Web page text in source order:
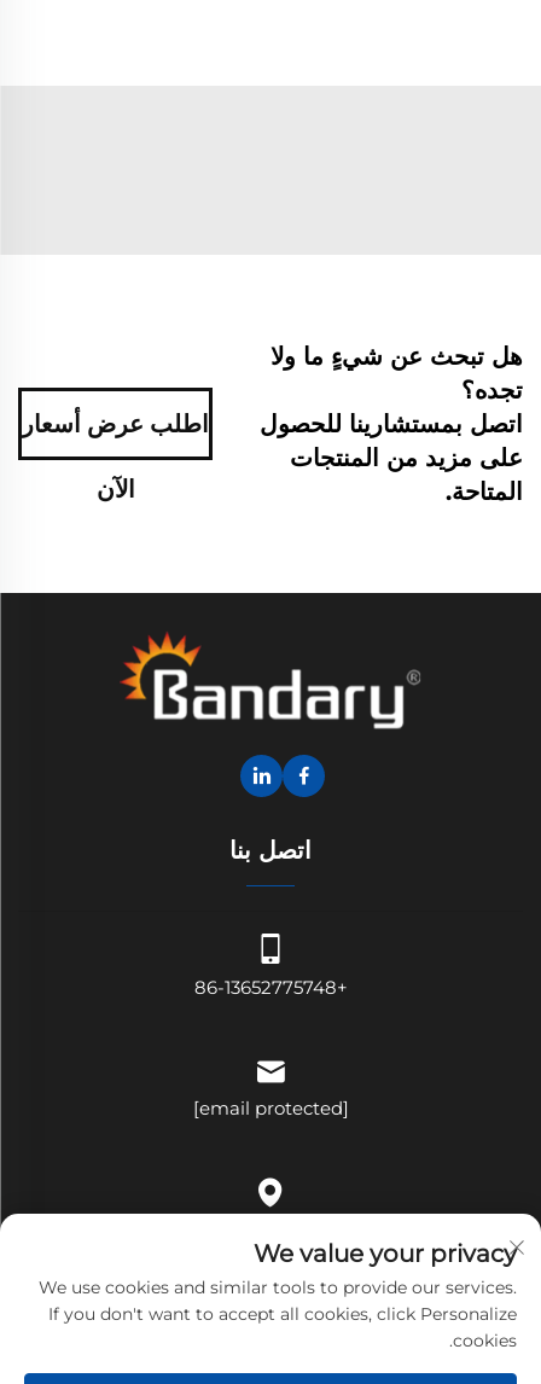
هل تبحث عن شيءٍ ما ولا
تجده؟
اتصل بمستشارينا للحصول
على مزيد من المنتجات
المتاحة.
اطلب عرض أسعار
الآن
اتصل بنا
+86-13652775748
[email protected]
بينغهو، مقاطعة لونغغانغ، مدينة شينتشن، مقاطعة قوانغدونغ، الصين
حقوق النسخ محفوظة © شركة شنتشن بانداري تكنولوجي المحدودة.
We value your privacy
We use cookies and similar tools to provide our services.
If you don't want to accept all cookies, click Personalize
cookies.